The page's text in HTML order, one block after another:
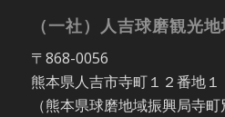
（一社）人吉球磨観光
〒868-0056
熊本県人吉市寺町１２番地１
（熊本県球磨地域振興局寺町